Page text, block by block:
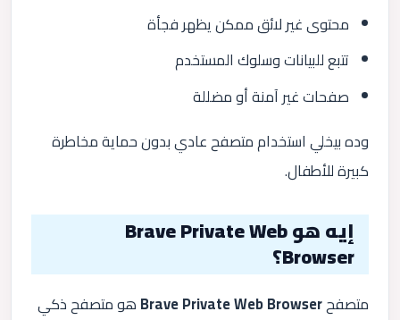
محتوى غير لائق ممكن يظهر فجأة
تتبع للبيانات وسلوك المستخدم
صفحات غير آمنة أو مضللة
وده بيخلي استخدام متصفح عادي بدون حماية مخاطرة
كبيرة للأطفال.
إيه هو Brave Private Web
Browser؟
متصفحBrave Private Web Browser هو متصفح ذكي